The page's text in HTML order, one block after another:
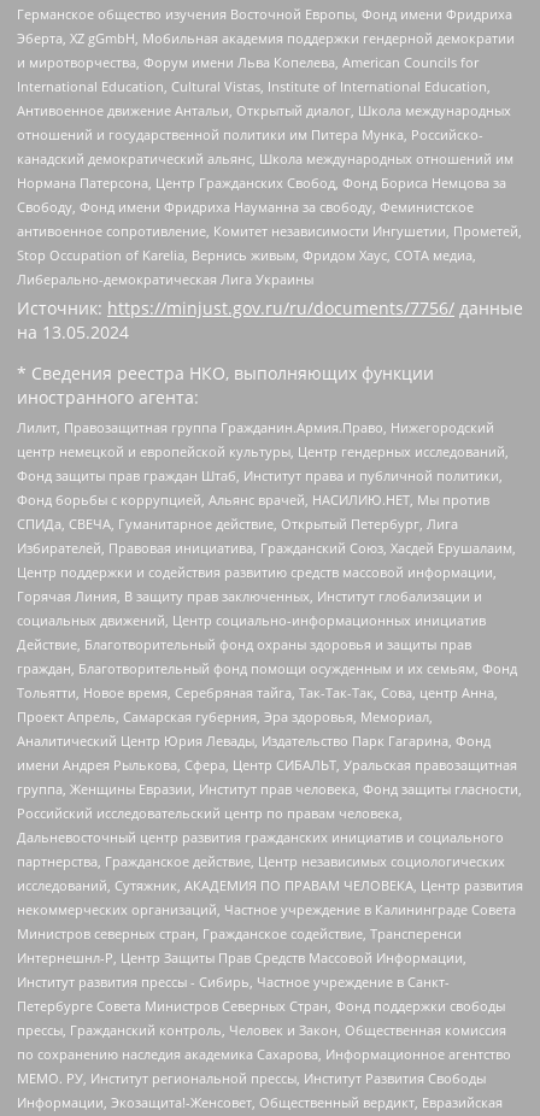
Германское общество изучения Восточной Европы, Фонд имени Фридриха
Эберта, XZ gGmbH, Мобильная академия поддержки гендерной демократии
и миротворчества, Форум имени Льва Копелева, American Councils for
International Education, Cultural Vistas, Institute of International Education,
Антивоенное движение Антальи, Открытый диалог, Школа международных
отношений и государственной политики им Питера Мунка, Российско-
канадский демократический альянс, Школа международных отношений им
Нормана Патерсона, Центр Гражданских Свобод, Фонд Бориса Немцова за
Свободу, Фонд имени Фридриха Науманна за свободу, Феминистское
антивоенное сопротивление, Комитет независимости Ингушетии, Прометей,
Stop Occupation of Karelia, Вернись живым, Фридом Хаус, СОТА медиа,
Либерально-демократическая Лига Украины
Источник: https://minjust.gov.ru/ru/documents/7756/ данные
на 13.05.2024
* Сведения реестра НКО, выполняющих функции
иностранного агента:
Лилит, Правозащитная группа Гражданин.Армия.Право, Нижегородский
центр немецкой и европейской культуры, Центр гендерных исследований,
Фонд защиты прав граждан Штаб, Институт права и публичной политики,
Фонд борьбы с коррупцией, Альянс врачей, НАСИЛИЮ.НЕТ, Мы против
СПИДа, СВЕЧА, Гуманитарное действие, Открытый Петербург, Лига
Избирателей, Правовая инициатива, Гражданский Союз, Хасдей Ерушалаим,
Центр поддержки и содействия развитию средств массовой информации,
Горячая Линия, В защиту прав заключенных, Институт глобализации и
социальных движений, Центр социально-информационных инициатив
Действие, Благотворительный фонд охраны здоровья и защиты прав
граждан, Благотворительный фонд помощи осужденным и их семьям, Фонд
Тольятти, Новое время, Серебряная тайга, Так-Так-Так, Сова, центр Анна,
Проект Апрель, Самарская губерния, Эра здоровья, Мемориал,
Аналитический Центр Юрия Левады, Издательство Парк Гагарина, Фонд
имени Андрея Рылькова, Сфера, Центр СИБАЛЬТ, Уральская правозащитная
группа, Женщины Евразии, Институт прав человека, Фонд защиты гласности,
Российский исследовательский центр по правам человека,
Дальневосточный центр развития гражданских инициатив и социального
партнерства, Гражданское действие, Центр независимых социологических
исследований, Сутяжник, АКАДЕМИЯ ПО ПРАВАМ ЧЕЛОВЕКА, Центр развития
некоммерческих организаций, Частное учреждение в Калининграде Совета
Министров северных стран, Гражданское содействие, Трансперенси
Интернешнл-Р, Центр Защиты Прав Средств Массовой Информации,
Институт развития прессы - Сибирь, Частное учреждение в Санкт-
Петербурге Совета Министров Северных Стран, Фонд поддержки свободы
прессы, Гражданский контроль, Человек и Закон, Общественная комиссия
по сохранению наследия академика Сахарова, Информационное агентство
МЕМО. РУ, Институт региональной прессы, Институт Развития Свободы
Информации, Экозащита!-Женсовет, Общественный вердикт, Евразийская